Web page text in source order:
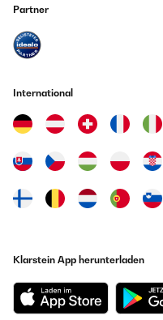
Partner
International
Klarstein App herunterladen